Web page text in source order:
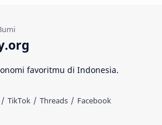
favoritmu di Indonesia.